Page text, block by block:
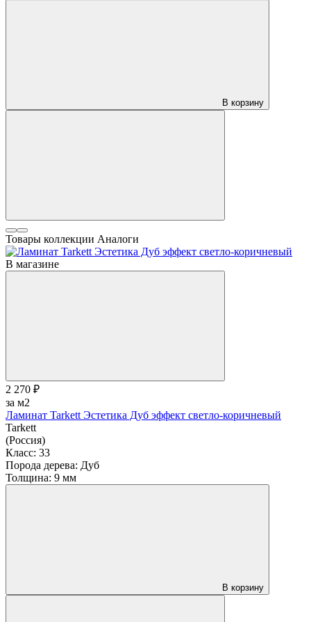
В корзину
Товары коллекции Аналоги
В магазине
2 270 ₽
за м2
Ламинат Tarkett Эстетика Дуб эффект светло-коричневый
Tarkett
(Россия)
Класс: 33
Порода дерева: Дуб
Толщина: 9 мм
В корзину